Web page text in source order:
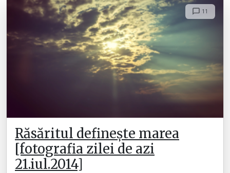
11
Răsăritul definește marea
[fotografia zilei de azi
21.iul.2014]